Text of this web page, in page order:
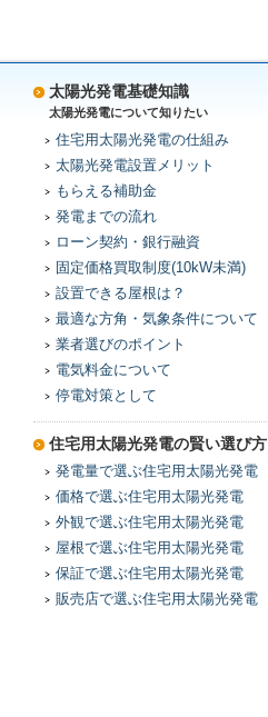
太陽光発電基礎知識
太陽光発電について知りたい
住宅用太陽光発電の仕組み
太陽光発電設置メリット
もらえる補助金
発電までの流れ
ローン契約・銀行融資
固定価格買取制度(10kW未満)
設置できる屋根は？
最適な方角・気象条件について
業者選びのポイント
電気料金について
停電対策として
住宅用太陽光発電の賢い選び方
発電量で選ぶ住宅用太陽光発電
価格で選ぶ住宅用太陽光発電
外観で選ぶ住宅用太陽光発電
屋根で選ぶ住宅用太陽光発電
保証で選ぶ住宅用太陽光発電
販売店で選ぶ住宅用太陽光発電